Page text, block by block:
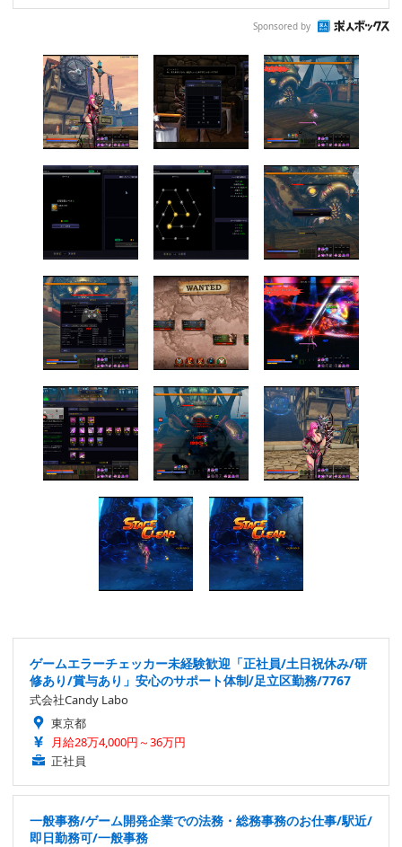
Sponsored by
ゲームエラーチェッカー未経験歓迎「正社員/土日祝休み/研
修あり/賞与あり」安心のサポート体制/足立区勤務/7767
式会社Candy Labo
東京都
月給28万4,000円～36万円
正社員
一般事務/ゲーム開発企業での法務・総務事務のお仕事/駅近/
即日勤務可/一般事務